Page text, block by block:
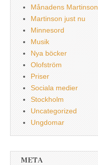
Månadens Martinson
Martinson just nu
Minnesord
Musik
Nya böcker
Olofström
Priser
Sociala medier
Stockholm
Uncategorized
Ungdomar
META